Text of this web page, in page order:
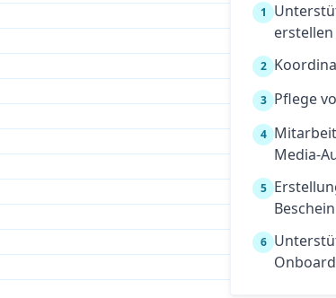
1
2
3 Pflege
4
Media-
5
6